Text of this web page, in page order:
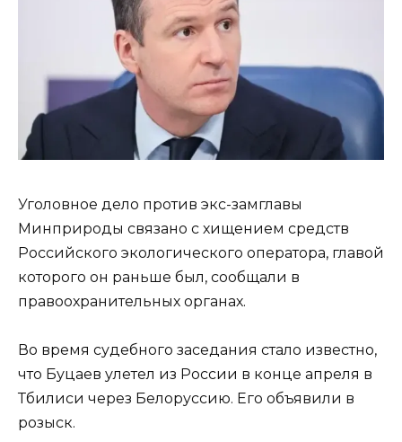
Уголовное дело против экс-замглавы
Минприроды связано с хищением средств
Российского экологического оператора, главой
которого он раньше был, сообщали в
правоохранительных органах.
Во время судебного заседания стало известно,
что Буцаев улетел из России в конце апреля в
Тбилиси через Белоруссию. Его объявили в
розыск.